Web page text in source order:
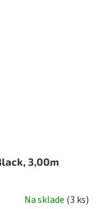
3,00m
Na sklade (3 ks)